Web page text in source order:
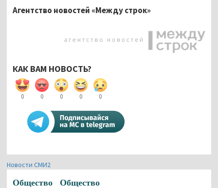
Агентство новостей «Между строк»
КАК ВАМ НОВОСТЬ?
0 0 0 0 0
Новости СМИ2
Общество Общество